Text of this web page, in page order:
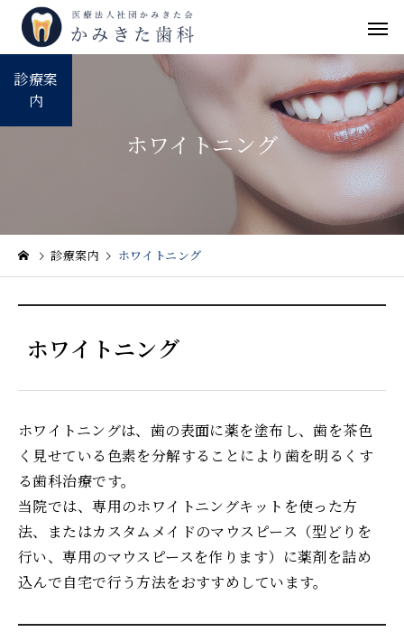
ホワイトニング
診療案
内
診療案内 ホワイトニング
ホワイトニング
ホワイトニングは、歯の表面に薬を塗布し、歯を茶色
く見せている色素を分解することにより歯を明るくす
る歯科治療です。
当院では、専用のホワイトニングキットを使った方
法、またはカスタムメイドのマウスピース（型どりを
行い、専用のマウスピースを作ります）に薬剤を詰め
込んで自宅で行う方法をおすすめしています。